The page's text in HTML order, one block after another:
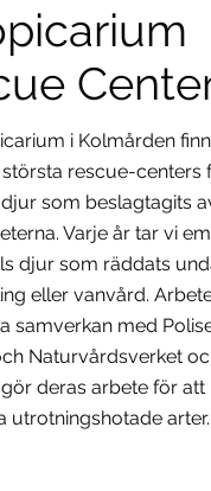
i Kolmården
rescue-centers
som beslagtagits
Varje år tar vi
djur som räddats
eller vanvård.
samverkan med
Naturvårdsverket
deras arbete för att
utrotningshotade arter.